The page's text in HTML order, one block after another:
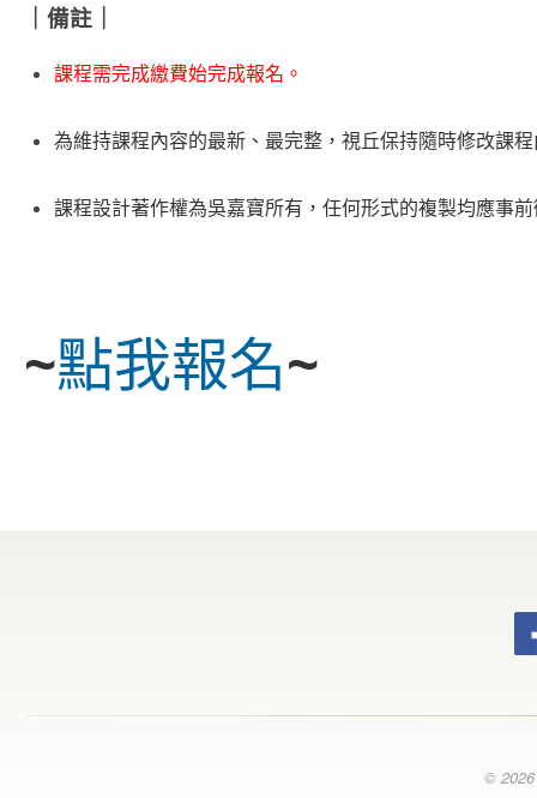
｜備註｜
課程需完成繳費始完成報名。
為維持課程內容的最新、最完整，視丘保持隨時修改課
課程設計著作權為吳嘉寶所有，任何形式的複製均應事
~點我報名~
©